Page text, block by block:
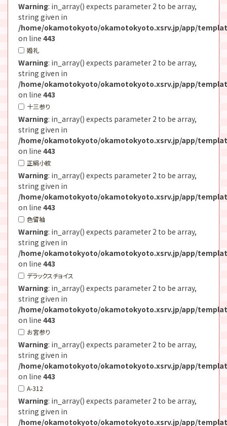
Warning: in_array() expects parameter 2 to be array,
string given in
/home/okamotokyoto/okamotokyoto.xsrv.jp/app/
on line 443
婚礼
Warning: in_array() expects parameter 2 to be array,
string given in
/home/okamotokyoto/okamotokyoto.xsrv.jp/app/
on line 443
十三参り
Warning: in_array() expects parameter 2 to be array,
string given in
/home/okamotokyoto/okamotokyoto.xsrv.jp/app/
on line 443
正絹小紋
Warning: in_array() expects parameter 2 to be array,
string given in
/home/okamotokyoto/okamotokyoto.xsrv.jp/app/
on line 443
色留袖
Warning: in_array() expects parameter 2 to be array,
string given in
/home/okamotokyoto/okamotokyoto.xsrv.jp/app/
on line 443
デラックスチョイス
Warning: in_array() expects parameter 2 to be array,
string given in
/home/okamotokyoto/okamotokyoto.xsrv.jp/app/
on line 443
お宮参り
Warning: in_array() expects parameter 2 to be array,
string given in
/home/okamotokyoto/okamotokyoto.xsrv.jp/app/
on line 443
A-312
Warning: in_array() expects parameter 2 to be array,
string given in
/home/okamotokyoto/okamotokyoto.xsrv.jp/app/